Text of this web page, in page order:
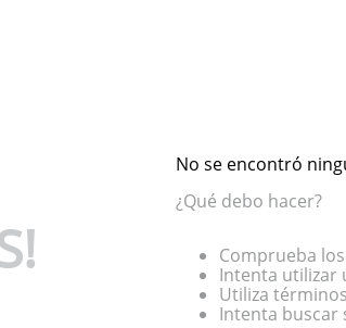
No se encontró
¿Qué debo hacer?
Comprueba
Intenta utilizar
Utiliza
Intenta buscar